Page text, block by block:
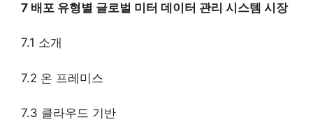
7 배포 유형별 글로벌 미터 데이터 관리 시스템 시장
7.1 소개
7.2 온 프레미스
7.3 클라우드 기반